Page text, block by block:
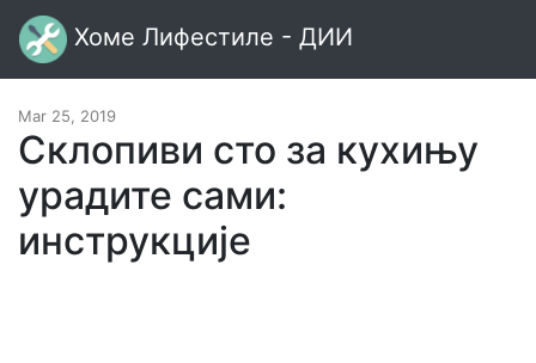
Хоме Лифестиле - ДИИ
Mar 25, 2019
Склопиви сто за кухињу
урадите сами:
инструкције